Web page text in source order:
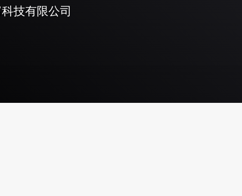
技有限公司